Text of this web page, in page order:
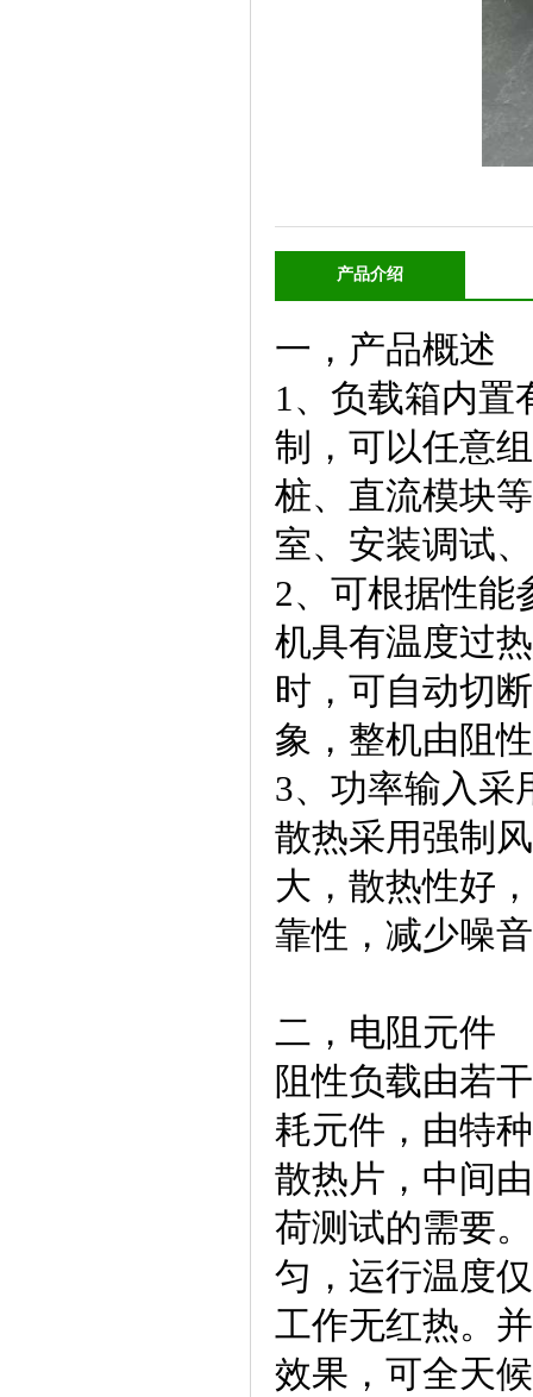
产品介绍
一，产品概述
1、负载箱内置
制，可以任意
桩、直流模块
室、安装调试
2、可根据性能
机具有温度过
时，可自动切
象，整机由阻
3、功率输入采
散热采用强制
大，散热性好
靠性，减少噪
二，电阻元件
阻性负载由若
耗元件，由特
散热片，中间
荷测试的需要
匀，运行温度
工作无红热。
效果，可全天